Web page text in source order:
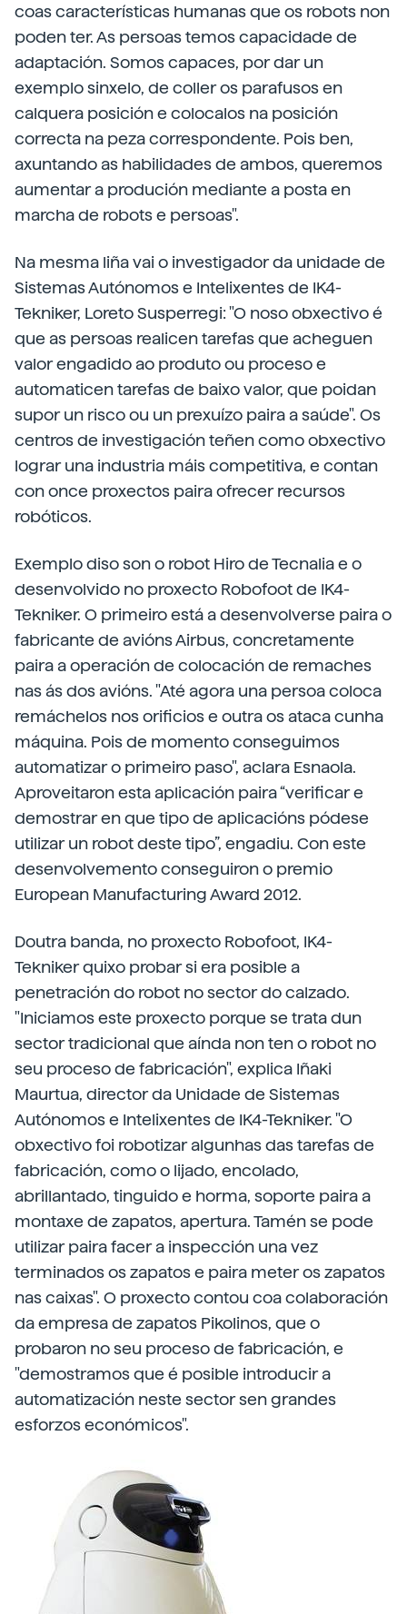
coas características humanas que os robots non
poden ter. As persoas temos capacidade de
adaptación. Somos capaces, por dar un
exemplo sinxelo, de coller os parafusos en
calquera posición e colocalos na posición
correcta na peza correspondente. Pois ben,
axuntando as habilidades de ambos, queremos
aumentar a produción mediante a posta en
marcha de robots e persoas".
Na mesma liña vai o investigador da unidade de
Sistemas Autónomos e Intelixentes de IK4-
Tekniker, Loreto Susperregi: "O noso obxectivo é
que as persoas realicen tarefas que acheguen
valor engadido ao produto ou proceso e
automaticen tarefas de baixo valor, que poidan
supor un risco ou un prexuízo paira a saúde". Os
centros de investigación teñen como obxectivo
lograr una industria máis competitiva, e contan
con once proxectos paira ofrecer recursos
robóticos.
Exemplo diso son o robot Hiro de Tecnalia e o
desenvolvido no proxecto Robofoot de IK4-
Tekniker. O primeiro está a desenvolverse paira o
fabricante de avións Airbus, concretamente
paira a operación de colocación de remaches
nas ás dos avións. "Até agora una persoa coloca
remáchelos nos orificios e outra os ataca cunha
máquina. Pois de momento conseguimos
automatizar o primeiro paso", aclara Esnaola.
Aproveitaron esta aplicación paira “verificar e
demostrar en que tipo de aplicacións pódese
utilizar un robot deste tipo”, engadiu. Con este
desenvolvemento conseguiron o premio
European Manufacturing Award 2012.
Doutra banda, no proxecto Robofoot, IK4-
Tekniker quixo probar si era posible a
penetración do robot no sector do calzado.
"Iniciamos este proxecto porque se trata dun
sector tradicional que aínda non ten o robot no
seu proceso de fabricación", explica Iñaki
Maurtua, director da Unidade de Sistemas
Autónomos e Intelixentes de IK4-Tekniker. "O
obxectivo foi robotizar algunhas das tarefas de
fabricación, como o lijado, encolado,
abrillantado, tinguido e horma, soporte paira a
montaxe de zapatos, apertura. Tamén se pode
utilizar paira facer a inspección una vez
terminados os zapatos e paira meter os zapatos
nas caixas". O proxecto contou coa colaboración
da empresa de zapatos Pikolinos, que o
probaron no seu proceso de fabricación, e
"demostramos que é posible introducir a
automatización neste sector sen grandes
esforzos económicos".